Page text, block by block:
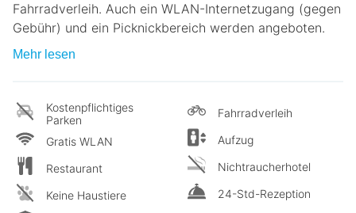
Fahrradverleih. Auch ein WLAN-Internetzugang (gegen
Gebühr) und ein Picknickbereich werden angeboten.
Mehr lesen
Kostenpflichtiges
Parken
Gratis WLAN
Restaurant
Keine Haustiere
Fahrradverleih
Aufzug
Nichtraucherhotel
24-Std-Rezeption